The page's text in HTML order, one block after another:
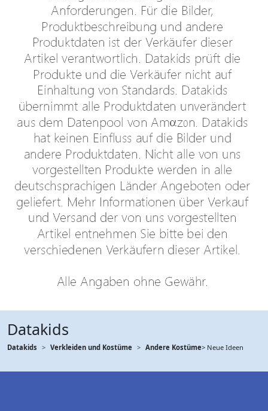
Datakids
Datakids Verkleiden und Kostüme Andere Kostüme> Neue Ideen